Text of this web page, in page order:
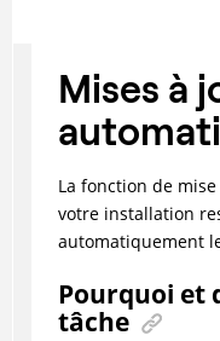
Mises à
La fonction de
votre installation
automatiquement
Pourquoi et
tâche